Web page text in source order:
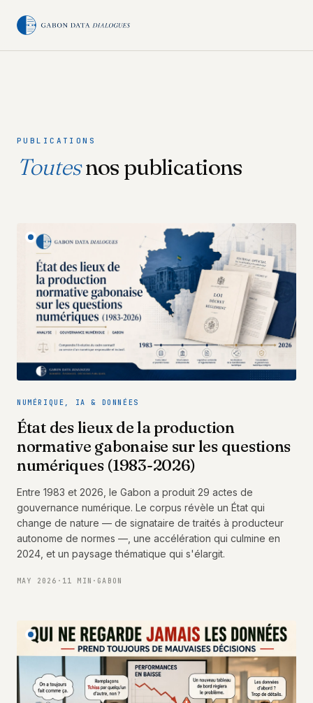
PUBLICATIONS
Toutesnos publications
NUMÉRIQUE, IA & DONNÉES
État des lieux de la production
normative gabonaise sur les questions
numériques (1983-2026)
Entre 1983 et 2026, le Gabon a produit 29 actes de
gouvernance numérique. Le corpus révèle un État qui
change de nature — de signataire de traités à producteur
autonome de normes —, une accélération qui culmine en
2024, et un paysage thématique qui s'élargit.
MAY 2026 · 11 MIN · GABON